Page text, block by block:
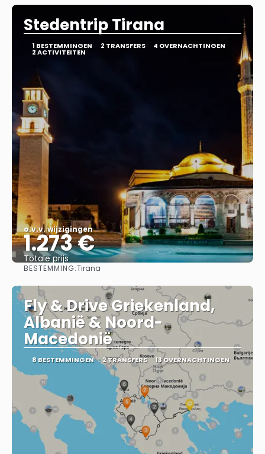
Stedentrip Tirana
1 BESTEMMINGEN 2 TRANSFERS 4 OVERNACHTINGEN
2 ACTIVITEITEN
o.v.v. wijzigingen
1.273 €
Totale prijs
BESTEMMING:Tirana
Fly & Drive Griekenland,
Albanië & Noord-
Macedonië
8 BESTEMMINGEN 2 TRANSFERS 13 OVERNACHTINGEN